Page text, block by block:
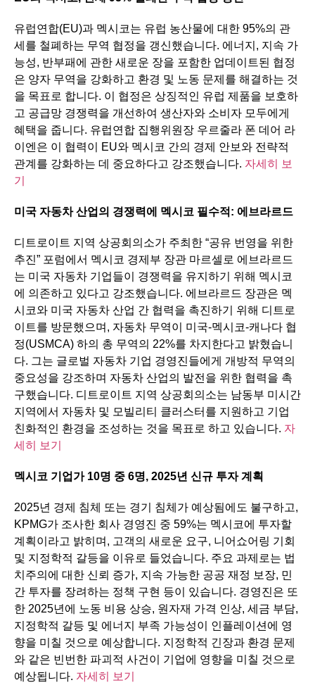
유럽연합(EU)과 멕시코는 유럽 농산물에 대한 95%의 관
세를 철폐하는 무역 협정을 갱신했습니다. 에너지, 지속 가
능성, 반부패에 관한 새로운 장을 포함한 업데이트된 협정
은 양자 무역을 강화하고 환경 및 노동 문제를 해결하는 것
을 목표로 합니다. 이 협정은 상징적인 유럽 제품을 보호하
고 공급망 경쟁력을 개선하여 생산자와 소비자 모두에게
혜택을 줍니다. 유럽연합 집행위원장 우르줄라 폰 데어 라
이엔은 이 협력이 EU와 멕시코 간의 경제 안보와 전략적
관계를 강화하는 데 중요하다고 강조했습니다. 자세히 보
기
미국 자동차 산업의 경쟁력에 멕시코 필수적 : 에브라르드
디트로이트 지역 상공회의소가 주최한 “공유 번영을 위한
추진” 포럼에서 멕시코 경제부 장관 마르셀로 에브라르드
는 미국 자동차 기업들이 경쟁력을 유지하기 위해 멕시코
에 의존하고 있다고 강조했습니다. 에브라르드 장관은 멕
시코와 미국 자동차 산업 간 협력을 촉진하기 위해 디트로
이트를 방문했으며, 자동차 무역이 미국-멕시코-캐나다 협
정(USMCA) 하의 총 무역의 22%를 차지한다고 밝혔습니
다. 그는 글로벌 자동차 기업 경영진들에게 개방적 무역의
중요성을 강조하며 자동차 산업의 발전을 위한 협력을 촉
구했습니다. 디트로이트 지역 상공회의소는 남동부 미시간
지역에서 자동차 및 모빌리티 클러스터를 지원하고 기업
친화적인 환경을 조성하는 것을 목표로 하고 있습니다. 자
세히 보기
멕시코 기업가10명 중 6명, 2025년 신규 투자 계획
2025년 경제 침체 또는 경기 침체가 예상됨에도 불구하고,
KPMG가 조사한 회사 경영진 중 59%는 멕시코에 투자할
계획이라고 밝히며, 고객의 새로운 요구, 니어쇼어링 기회
및 지정학적 갈등을 이유로 들었습니다. 주요 과제로는 법
치주의에 대한 신뢰 증가, 지속 가능한 공공 재정 보장, 민
간 투자를 장려하는 정책 구현 등이 있습니다. 경영진은 또
한 2025년에 노동 비용 상승, 원자재 가격 인상, 세금 부담,
지정학적 갈등 및 에너지 부족 가능성이 인플레이션에 영
향을 미칠 것으로 예상합니다. 지정학적 긴장과 환경 문제
와 같은 빈번한 파괴적 사건이 기업에 영향을 미칠 것으로
예상됩니다. 자세히 보기